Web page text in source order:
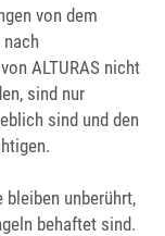
von dem
ALTURAS nicht
sind nur
sind und den
bleiben unberührt,
behaftet sind.